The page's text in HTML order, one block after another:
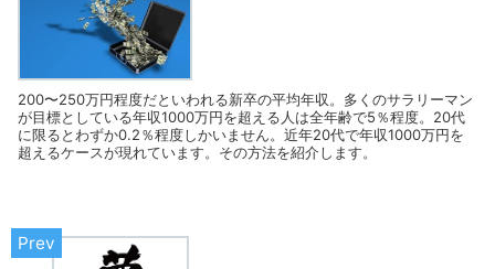
200〜250万円程度だといわれる新卒の平均年収。多くのサラリーマン
が目標としている年収1000万円を超える人は全年齢で5％程度。20代
に限るとわずか0.2％程度しかいません。近年20代で年収1000万円を
超えるケースが現れています。その方法を紹介します。